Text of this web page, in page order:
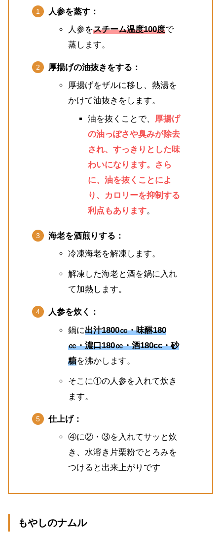
人参を蒸す：
人参をスチーム温度100度で
蒸します。
厚揚げの油抜きをする：
厚揚げをザルに移し、熱湯を
かけて油抜きをします。
油を抜くことで、
厚揚げ
の油っぽさや臭みが除去
され、すっきりとした味
わいになります。さら
に、油を抜くことによ
り、カロリーを抑制する
利点もあります。
海老を酒煎りする：
冷凍海老を解凍します。
解凍した海老と酒を鍋に入れ
て加熱します。
人参を炊く：
鍋に出汁1800㏄・味醂180
㏄・濃口180㏄・酒180cc・砂
糖を沸かします。
そこに①の人参を入れて炊き
ます。
仕上げ：
④に②・③を入れてサッと炊
き、水溶き片栗粉でとろみを
つけると出来上がりです
もやしのナムル